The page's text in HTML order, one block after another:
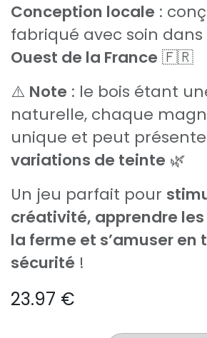
Conception locale :
fabriqué avec soin dans
Ouest de la France 🇫🇷
⚠️ Note : le bois étant
naturelle, chaque
unique et peut
variations de teinte 🌿
Un jeu parfait pour
créativité, apprendre
la ferme et s’amuser en
sécurité !
23.97 €